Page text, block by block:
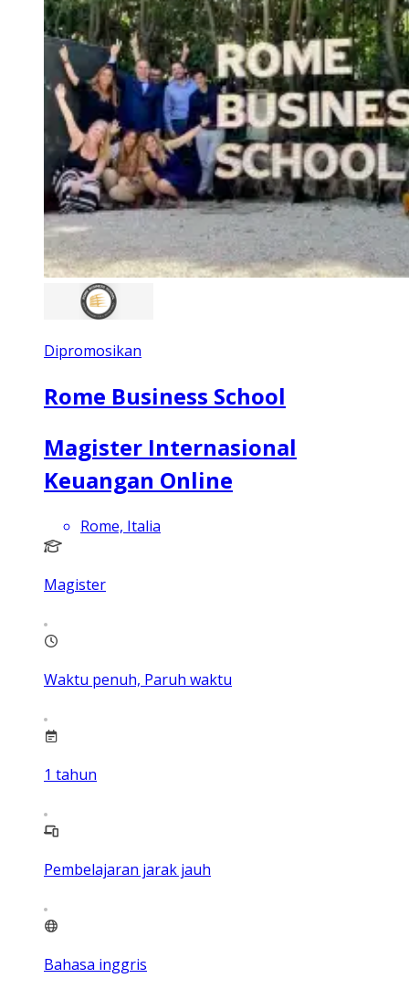
Dipromosikan
Rome Business School
Magister Internasional
Keuangan Online
Rome, Italia
Magister
Waktu penuh, Paruh waktu
1 tahun
Pembelajaran jarak jauh
Bahasa inggris